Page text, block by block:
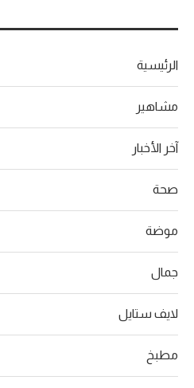
الرئيسية
مشاهير
آخر الأخبار
صحة
موضة
جمال
لايف ستايل
مطبخ